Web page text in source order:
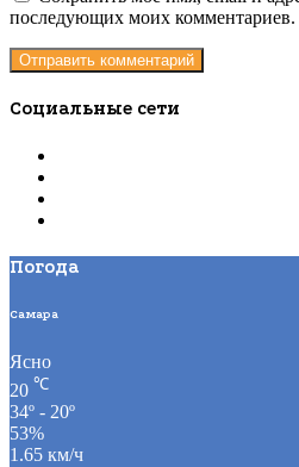
последующих моих комментариев.
Социальные сети
Погода
Самара
Ясно
20 ℃
34º - 20º
53%
1.65 км/ч